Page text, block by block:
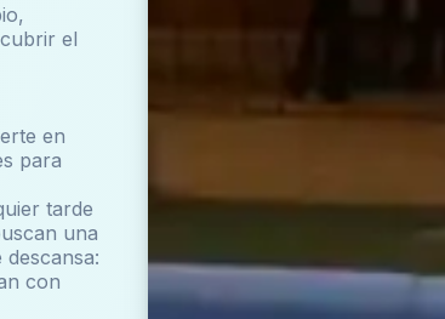
el
en
para
tarde
una
con